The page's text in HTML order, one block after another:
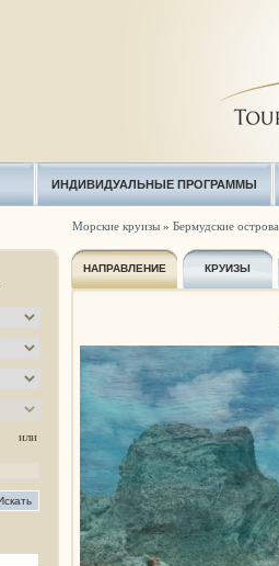
ИНДИВИДУАЛЬНЫЕ ПРОГРАММЫ
или
Морские круизы» Бермудские острова
НАПРАВЛЕНИЕ КРУИЗЫ